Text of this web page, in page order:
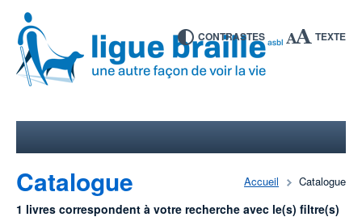
CONTRASTES TEXTE
Accueil Catalogue
Catalogue
1 livres correspondent à votre recherche avec le(s) filtre(s)